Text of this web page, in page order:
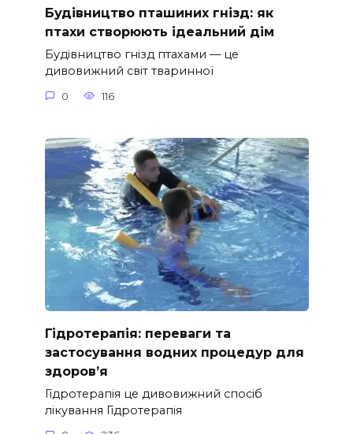
Будівництво пташиних гнізд: як
птахи створюють ідеальний дім
Будівництво гнізд птахами — це
дивовижний світ тваринної
0 116
Гідротерапія: переваги та
застосування водних процедур для
здоров’я
Гідротерапія це дивовижний спосіб
лікування Гідротерапія